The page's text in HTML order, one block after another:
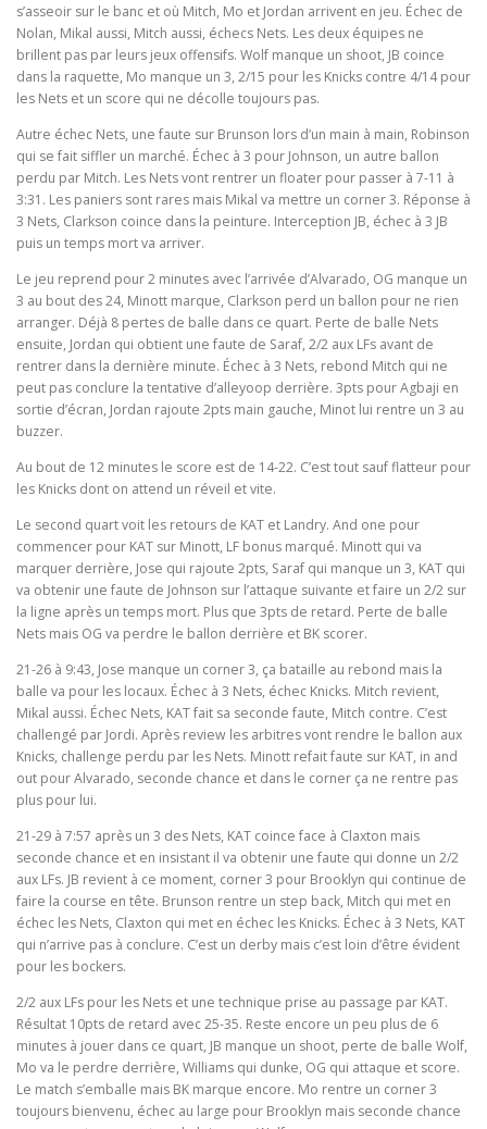
s’asseoir sur le banc et où Mitch, Mo et Jordan arrivent en jeu. Échec de
Nolan, Mikal aussi, Mitch aussi, échecs Nets. Les deux équipes ne
brillent pas par leurs jeux offensifs. Wolf manque un shoot, JB coince
dans la raquette, Mo manque un 3, 2/15 pour les Knicks contre 4/14 pour
les Nets et un score qui ne décolle toujours pas.
Autre échec Nets, une faute sur Brunson lors d’un main à main, Robinson
qui se fait siffler un marché. Échec à 3 pour Johnson, un autre ballon
perdu par Mitch. Les Nets vont rentrer un floater pour passer à 7-11 à
3:31. Les paniers sont rares mais Mikal va mettre un corner 3. Réponse à
3 Nets, Clarkson coince dans la peinture. Interception JB, échec à 3 JB
puis un temps mort va arriver.
Le jeu reprend pour 2 minutes avec l’arrivée d’Alvarado, OG manque un
3 au bout des 24, Minott marque, Clarkson perd un ballon pour ne rien
arranger. Déjà 8 pertes de balle dans ce quart. Perte de balle Nets
ensuite, Jordan qui obtient une faute de Saraf, 2/2 aux LFs avant de
rentrer dans la dernière minute. Échec à 3 Nets, rebond Mitch qui ne
peut pas conclure la tentative d’alleyoop derrière. 3pts pour Agbaji en
sortie d’écran, Jordan rajoute 2pts main gauche, Minot lui rentre un 3 au
buzzer.
Au bout de 12 minutes le score est de 14-22. C’est tout sauf flatteur pour
les Knicks dont on attend un réveil et vite.
Le second quart voit les retours de KAT et Landry. And one pour
commencer pour KAT sur Minott, LF bonus marqué. Minott qui va
marquer derrière, Jose qui rajoute 2pts, Saraf qui manque un 3, KAT qui
va obtenir une faute de Johnson sur l’attaque suivante et faire un 2/2 sur
la ligne après un temps mort. Plus que 3pts de retard. Perte de balle
Nets mais OG va perdre le ballon derrière et BK scorer.
21-26 à 9:43, Jose manque un corner 3, ça bataille au rebond mais la
balle va pour les locaux. Échec à 3 Nets, échec Knicks. Mitch revient,
Mikal aussi. Échec Nets, KAT fait sa seconde faute, Mitch contre. C’est
challengé par Jordi. Après review les arbitres vont rendre le ballon aux
Knicks, challenge perdu par les Nets. Minott refait faute sur KAT, in and
out pour Alvarado, seconde chance et dans le corner ça ne rentre pas
plus pour lui.
21-29 à 7:57 après un 3 des Nets, KAT coince face à Claxton mais
seconde chance et en insistant il va obtenir une faute qui donne un 2/2
aux LFs. JB revient à ce moment, corner 3 pour Brooklyn qui continue de
faire la course en tête. Brunson rentre un step back, Mitch qui met en
échec les Nets, Claxton qui met en échec les Knicks. Échec à 3 Nets, KAT
qui n’arrive pas à conclure. C’est un derby mais c’est loin d’être évident
pour les bockers.
2/2 aux LFs pour les Nets et une technique prise au passage par KAT.
Résultat 10pts de retard avec 25-35. Reste encore un peu plus de 6
minutes à jouer dans ce quart, JB manque un shoot, perte de balle Wolf,
Mo va le perdre derrière, Williams qui dunke, OG qui attaque et score.
Le match s’emballe mais BK marque encore. Mo rentre un corner 3
toujours bienvenu, échec au large pour Brooklyn mais seconde chance